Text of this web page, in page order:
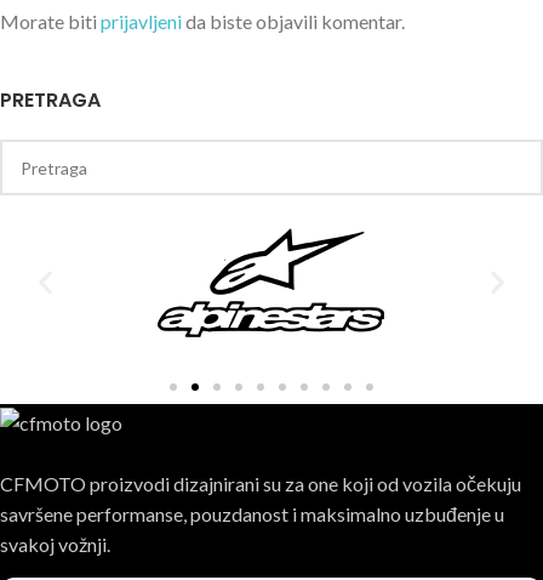
Morate biti prijavljenida biste objavili komentar.
PRETRAGA
CFMOTO proizvodi dizajnirani su za one koji od vozila očekuju
savršene performanse, pouzdanost i maksimalno uzbuđenje u
svakoj vožnji.